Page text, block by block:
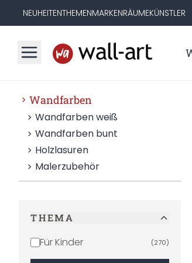
NEUHEITENTHEMENMARKENRÄUMEKÜNSTLER
Wandfarben
Wandfarben weiß
Wandfarben bunt
Holzlasuren
Malerzubehör
THEMA
Für Kinder (270)